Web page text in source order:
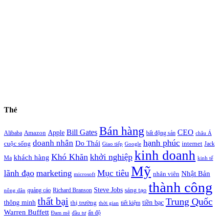
Thẻ
Alibaba Amazon Apple Bill Gates Bán hàng bất động sản CEO châu Á
cuộc sống doanh nhân Do Thái Giao tiếp Google hạnh phúc internet Jack
Ma khách hàng Khó Khăn khởi nghiệp kinh doanh kinh tế
lãnh đạo marketing microsoft Mục tiêu Mỹ nhân viên Nhật Bản
nông dân quảng cáo Richard Branson Steve Jobs sáng tạo thành công
thông minh thất bại thị trường thời gian tiết kiệm tiền bạc Trung Quốc
Warren Buffett Đam mê đầu tư ấn độ